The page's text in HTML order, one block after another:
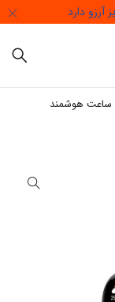
آرزو دارد
ساعت هوشمند